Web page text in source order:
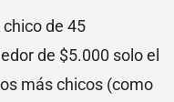
de 45
de $5.000 solo el
más chicos (como